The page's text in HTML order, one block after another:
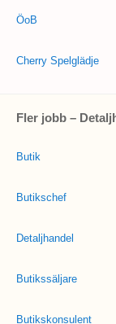
ÖoB
Cherry Spelglädje
Fler jobb –
Butik
Butikschef
Detaljhandel
Butikssäljare
Butikskonsulent